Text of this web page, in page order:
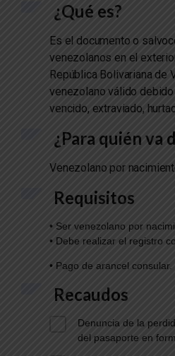
¿Qué es?
Es el documento o
venezolanos en el
República Bolivariana de
venezolano válido
vencido, extraviado,
¿Para quién va
Venezolano por
Requisitos
• Ser venezolano por
• Debe realizar el registro
• Pago de arancel consular.
Recaudos
Denuncia de la
del pasaporte en